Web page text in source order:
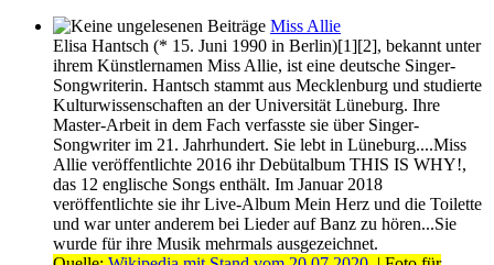
Miss Allie
Elisa Hantsch (* 15. Juni 1990 in Berlin)[1][2], bekannt unter
ihrem Künstlernamen Miss Allie, ist eine deutsche Singer-
Songwriterin. Hantsch stammt aus Mecklenburg und studierte
Kulturwissenschaften an der Universität Lüneburg. Ihre
Master-Arbeit in dem Fach verfasste sie über Singer-
Songwriter im 21. Jahrhundert. Sie lebt in Lüneburg....Miss
Allie veröffentlichte 2016 ihr Debütalbum THIS IS WHY!,
das 12 englische Songs enthält. Im Januar 2018
veröffentlichte sie ihr Live-Album Mein Herz und die Toilette
und war unter anderem bei Lieder auf Banz zu hören...Sie
wurde für ihre Musik mehrmals ausgezeichnet.